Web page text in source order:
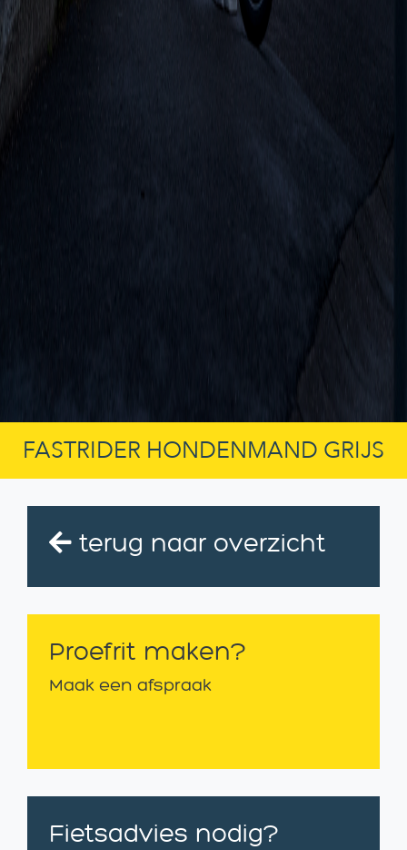
FASTRIDER HONDENMAND GRIJS
terug naar overzicht
Proefrit maken?
Maak een afspraak
Fietsadvies nodig?